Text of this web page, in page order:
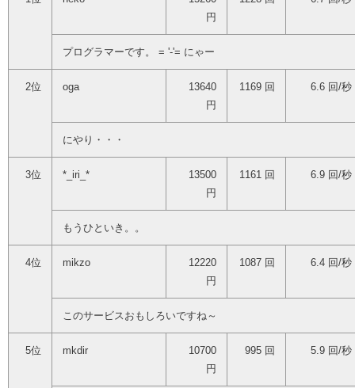
円
プログラマーです。 = '-'= にゃー
2位 oga
13640
円
1169 回 6.6 回/秒
にやり・・・
3位 *_iri_*
13500
円
1161 回 6.9 回/秒
もうひといき。。
4位 mikzo
12220
円
1087 回 6.4 回/秒
このサービスおもしろいですね～
5位 mkdir
10700
円
995 回 5.9 回/秒